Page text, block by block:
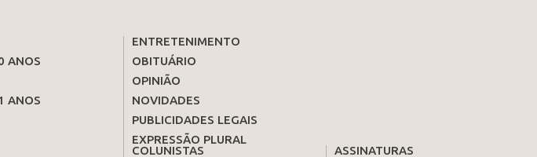
ANOS
ANOS
ENTRETENIMENTO
OBITUÁRIO
OPINIÃO
NOVIDADES
PUBLICIDADES LEGAIS
EXPRESSÃO PLURAL
COLUNISTAS
ASSINATURAS